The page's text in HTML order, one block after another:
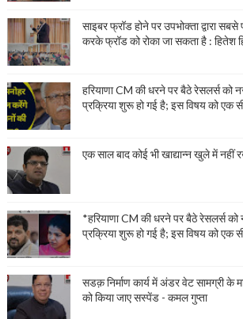
साइबर फ्रॉड होने पर उपभोक्ता द्वारा
करके फ्रॉड को रोका जा सकता है : हितेश
हरियाणा CM की धरने पर बैठे रेसलर्स को
प्रक्रिया शुरू हो गई है; इस विषय को एक
एक साल बाद कोई भी खाद्यान्न खुले में नहीं
*हरियाणा CM की धरने पर बैठे रेसलर्स
प्रक्रिया शुरू हो गई है; इस विषय को एक
सडक़ निर्माण कार्य में अंडर वेट सामग्री के
को किया जाए सस्पेंड - कमल गुप्ता